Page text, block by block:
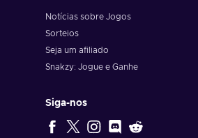
Notícias sobre Jogos
Sorteios
Seja um afiliado
Snakzy: Jogue e Ganhe
Siga-nos